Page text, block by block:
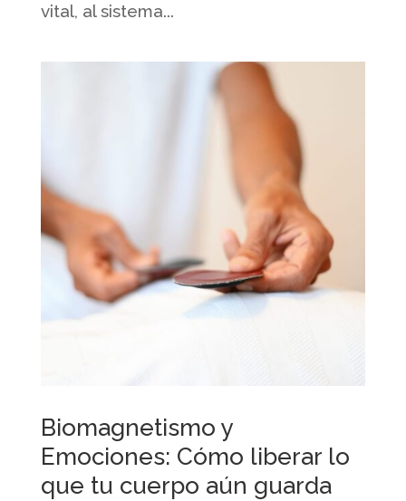
vital, al sistema...
Biomagnetismo y
Emociones: Cómo liberar lo
que tu cuerpo aún guarda